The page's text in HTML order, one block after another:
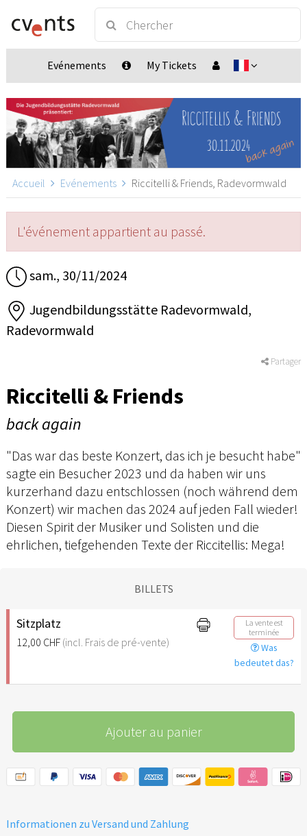
Evénements My Tickets
Accueil Evénements Riccitelli & Friends, Radevormwald
L'événement appartient au passé.
sam., 30/11/2024
Jugendbildungsstätte Radevormwald,
Radevormwald
Partager
Riccitelli & Friends
back again
"Das war das beste Konzert, das ich je besucht habe"
sagte ein Besucher 2023 und da haben wir uns
kurzerhand dazu entschlossen (noch während dem
Konzert) wir machen das 2024 auf jeden Fall wieder!
Diesen Spirit der Musiker und Solisten und die
ehrlichen, tiefgehenden Texte der Riccitellis: Mega!
BILLETS
Sitzplatz
12,00 CHF (incl. Frais de pré-vente)
La vente est
terminée
Was
bedeutet das?
Ajouter au panier
Informationen zu Versand und Zahlung